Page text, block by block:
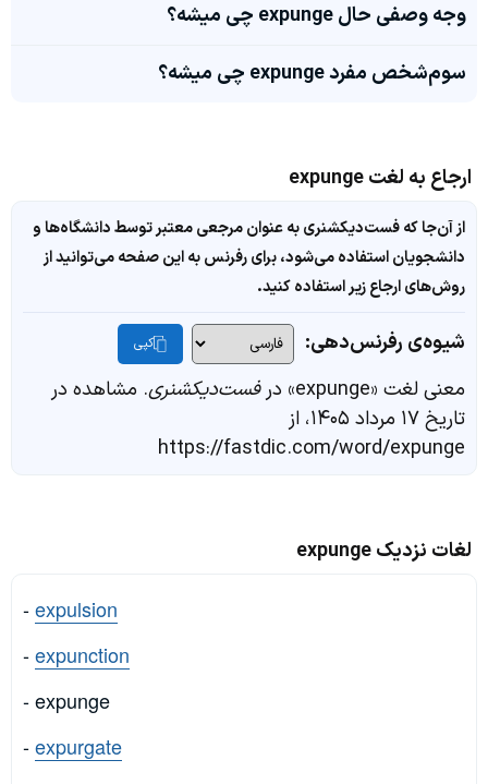
وجه وصفی حال expunge چی میشه؟
سوم‌شخص مفرد expunge چی میشه؟
ارجاع به لغت expunge
از آن‌جا که فست‌دیکشنری به عنوان مرجعی معتبر توسط دانشگاه‌ها و
دانشجویان استفاده می‌شود، برای رفرنس به این صفحه می‌توانید از
روش‌های ارجاع زیر استفاده کنید.
شیوه‌ی رفرنس‌دهی: کپی
معنی لغت «expunge» در فست‌دیکشنری. مشاهده در
تاریخ ۱۷ مرداد ۱۴۰۵، از
https://fastdic.com/word/expunge
لغات نزدیک expunge
-expulsion
-expunction
- expunge
-expurgate